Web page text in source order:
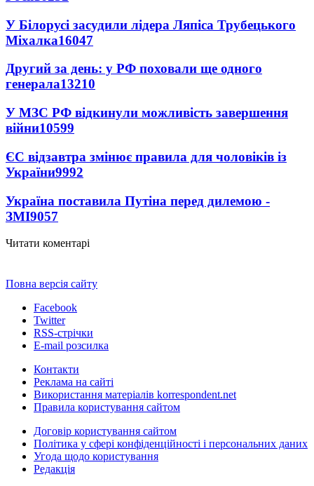
У Білорусі засудили лідера Ляпіса Трубецького
Міхалка16047
Другий за день: у РФ поховали ще одного
генерала13210
У МЗС РФ відкинули можливість завершення
війни10599
ЄС відзавтра змінює правила для чоловіків із
України9992
Україна поставила Путіна перед дилемою -
ЗМІ9057
Читати коментарі
Повна версія сайту
Facebook
Twitter
RSS-стрічки
E-mail розсилка
Контакти
Реклама на сайті
Використання матеріалів korrespondent.net
Правила користування сайтом
Договір користування сайтом
Політика у сфері конфіденційності і персональних даних
Угода щодо користування
Редакція